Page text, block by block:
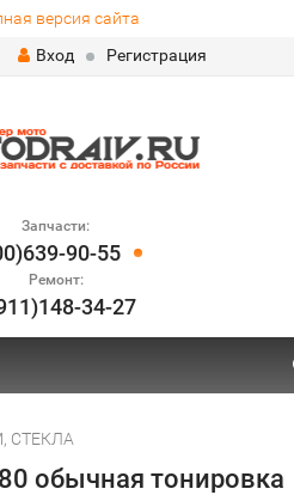
версия сайта
Вход Регистрация
Запчасти:
90-55
Ремонт:
34-27
СТЕКЛА
обычная тонировка